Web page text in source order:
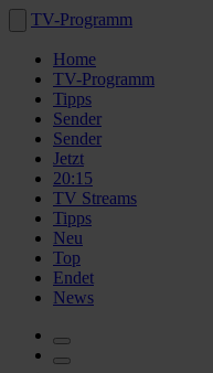
TV-Programm
Home
TV-Programm
Tipps
Sender
Sender
Jetzt
20:15
TV Streams
Tipps
Neu
Top
Endet
News